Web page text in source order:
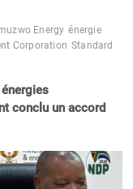
Energy énergie
Corporation Standard
conclu un accord